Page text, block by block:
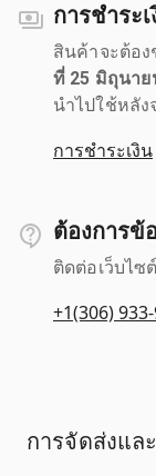
การชำระ
สินค้าจะต้อง
ที่ 25 มิถุนาย
นำไปใช้หลั
การชำระเงิน
ต้องการข้
ติดต่อเว็บไซ
+1(306)
การจัดส่งแล